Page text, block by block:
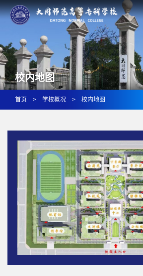
校内地图
首页 > 学校概况 > 校内地图